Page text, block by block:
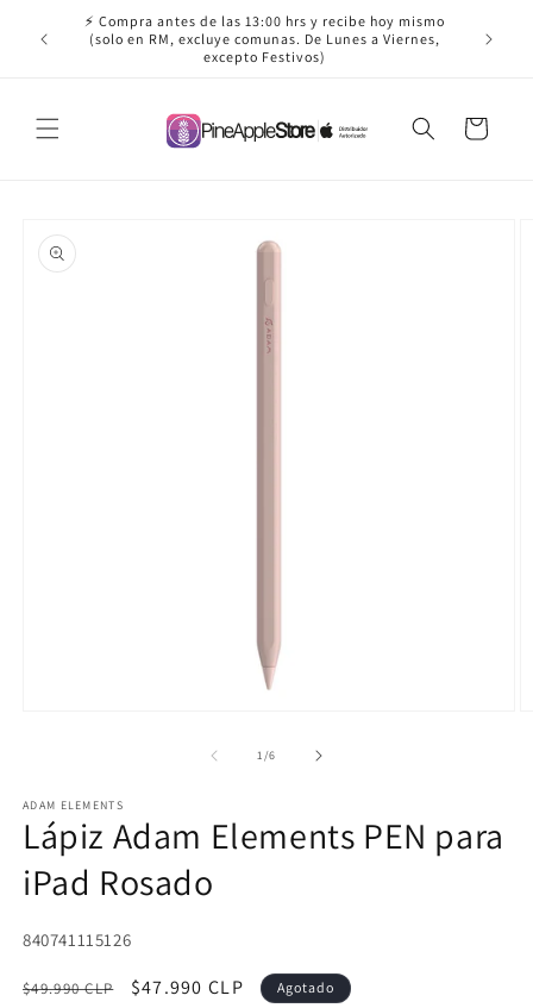
directamente
al contenido
⚡ Compra antes de las 13:00 hrs y recibe hoy mismo
(solo en RM, excluye comunas. De Lunes a Viernes,
excepto Festivos)
Carrito
a la
información
una
ventana
modal
1/de
6
ADAM ELEMENTS
Lápiz Adam Elements PEN para
iPad Rosado
SKU:
840741115126
Precio
$49.990 CLP
Precio
$47.990 CLP Agotado